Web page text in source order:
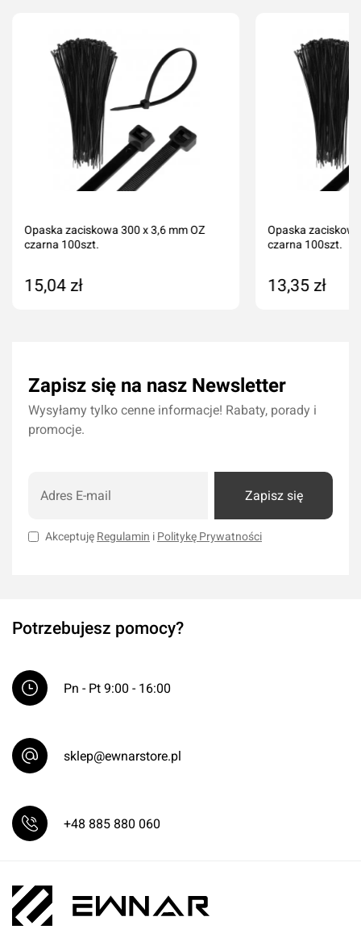
Opaska zaciskowa 300 x 3,6 mm OZ
czarna 100szt.
15,04 zł
Opaska
czarna 100szt.
13,35 zł
Zapisz się na nasz Newsletter
Wysyłamy tylko cenne informacje! Rabaty, porady i
promocje.
Zapisz się
Akceptuję Regulamin i Politykę Prywatności
Potrzebujesz pomocy?
Pn - Pt 9:00 - 16:00
sklep@ewnarstore.pl
+48 885 880 060